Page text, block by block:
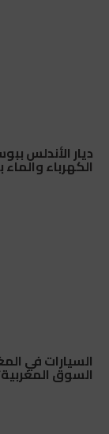
ديار الأندلس
الكهرباء والماء
السيارات في
السوق